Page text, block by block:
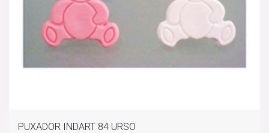
PUXADOR INDART 84 URSO